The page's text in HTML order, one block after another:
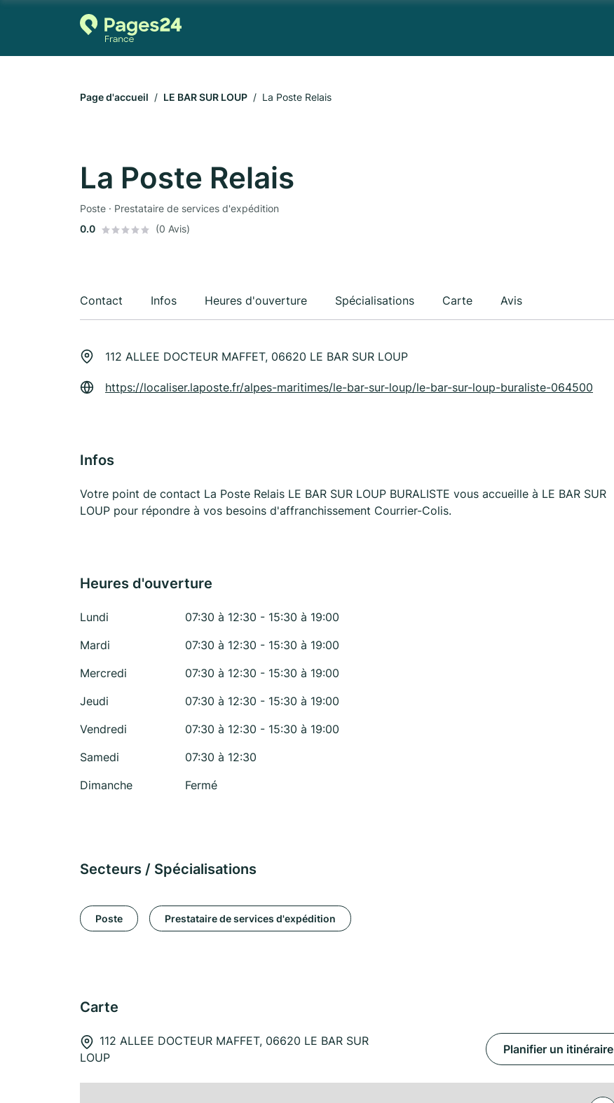
Page d'accueil LE BAR SUR LOUP La Poste Relais
La Poste Relais
Poste · Prestataire de services d'expédition
0.0
(0 Avis)
Contact Infos Heures d'ouverture Spécialisations Carte Avis
112 ALLEE DOCTEUR MAFFET, 06620 LE BAR SUR LOUP
https://localiser.laposte.fr/alpes-maritimes/le-bar-sur-loup/le-bar-sur-loup-buraliste-064500
Infos
Votre point de contact La Poste Relais LE BAR SUR LOUP BURALISTE vous accueille à LE BAR SUR
LOUP pour répondre à vos besoins d'affranchissement Courrier-Colis.
Heures d'ouverture
Lundi
07:30 à 12:30 - 15:30 à 19:00
Mardi
07:30 à 12:30 - 15:30 à 19:00
Mercredi
07:30 à 12:30 - 15:30 à 19:00
Jeudi
07:30 à 12:30 - 15:30 à 19:00
Vendredi
07:30 à 12:30 - 15:30 à 19:00
Samedi
07:30 à 12:30
Dimanche
Fermé
Secteurs / Spécialisations
Poste Prestataire de services d'expédition
Carte
112 ALLEE DOCTEUR MAFFET, 06620 LE BAR SUR
LOUP
Planifier un itinéraire